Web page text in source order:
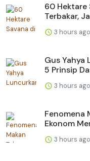
60 Hektare
Terbakar,
3 hours ago
Gus Yahya
5 Prinsip
3 hours ago
Fenomena
Ekonom
3 hours ago